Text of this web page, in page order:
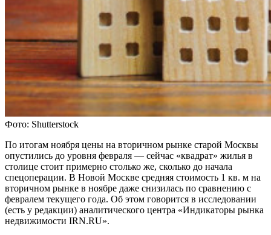
Фото: Shutterstock
По итогам ноября цены на вторичном рынке старой Москвы
опустились до уровня февраля — сейчас «квадрат» жилья в
столице стоит примерно столько же, сколько до начала
спецоперации. В Новой Москве средняя стоимость 1 кв. м на
вторичном рынке в ноябре даже снизилась по сравнению с
февралем текущего года. Об этом говорится в исследовании
(есть у редакции) аналитического центра «Индикаторы рынка
недвижимости IRN.RU».